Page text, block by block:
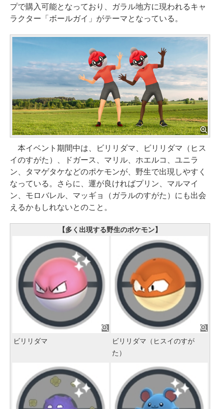
プで購入可能となっており、ガラル地方に現われるキャ
ラクター「ボールガイ」がテーマとなっている。
本イベント期間中は、ビリリダマ、ビリリダマ（ヒス
イのすがた）、ドガース、マリル、ホエルコ、ユニラ
ン、タマゲタケなどのポケモンが、野生で出現しやすく
なっている。さらに、運が良ければプリン、マルマイ
ン、モロバレル、マッギョ（ガラルのすがた）にも出会
えるかもしれないとのこと。
【多く出現する野生のポケモン】
ビリリダマ
ビリリダマ（ヒスイのすが
た）